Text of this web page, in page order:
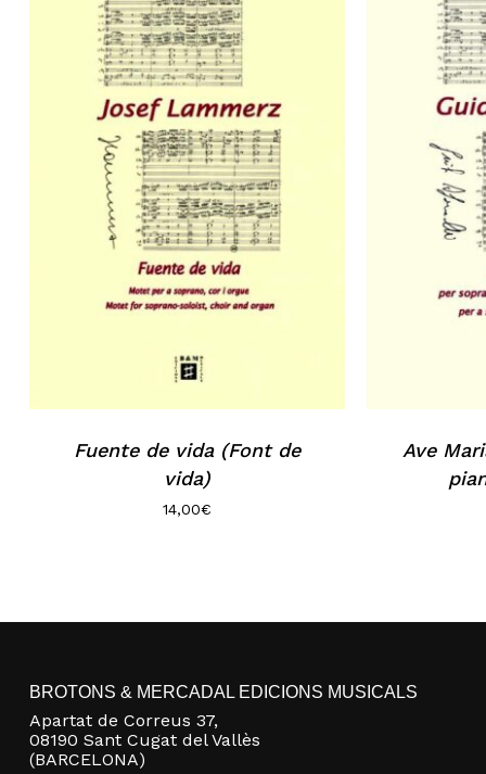
Fuente de vida (Font de
vida)
14,00€
Ave
BROTONS & MERCADAL EDICIONS MUSICALS
Apartat de Correus 37,
08190 Sant Cugat del Vallès
(BARCELONA)